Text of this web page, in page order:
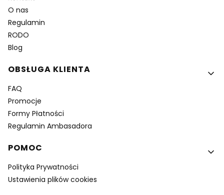
O nas
Regulamin
RODO
Blog
OBSŁUGA KLIENTA
FAQ
Promocje
Formy Płatności
Regulamin Ambasadora
POMOC
Polityka Prywatności
Ustawienia plików cookies